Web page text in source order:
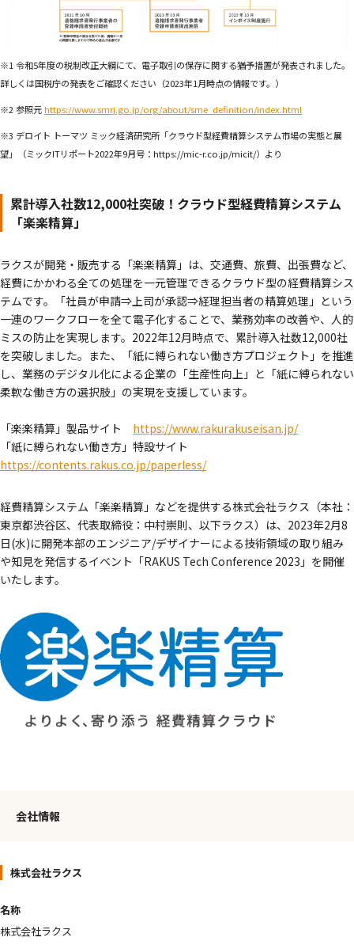
※1 令和5年度の税制改正大綱にて、電子取引の保存に関する猶予措置が発表されました。
詳しくは国税庁の発表をご確認ください（2023年1月時点の情報です。）
※2 参照元https://www.smrj.go.jp/org/about/sme_definition/index.html
※3 デロイト トーマツ ミック経済研究所「クラウド型経費精算システム市場の実態と展
望」（ミックITリポート2022年9月号：https://mic-r.co.jp/micit/）より
累計導入社数12,000社突破！クラウド型経費精算システム
「楽楽精算」
ラクスが開発・販売する「楽楽精算」は、交通費、旅費、出張費など、
経費にかかわる全ての処理を一元管理できるクラウド型の経費精算シス
テムです。「社員が申請⇒上司が承認⇒経理担当者の精算処理」という
一連のワークフローを全て電子化することで、業務効率の改善や、人的
ミスの防止を実現します。2022年12月時点で、累計導入社数12,000社
を突破しました。また、「紙に縛られない働き方プロジェクト」を推進
し、業務のデジタル化による企業の「生産性向上」と「紙に縛られない
柔軟な働き方の選択肢」の実現を支援しています。
「楽楽精算」製品サイト https://www.rakurakuseisan.jp/
「紙に縛られない働き方」特設サイト
https://contents.rakus.co.jp/paperless/
経費精算システム「楽楽精算」などを提供する株式会社ラクス（本社：
東京都渋谷区、代表取締役：中村崇則、以下ラクス）は、2023年2月8
日(水)に開発本部のエンジニア/デザイナーによる技術領域の取り組み
や知見を発信するイベント「RAKUS Tech Conference 2023」を開催
いたします。
会社情報
株式会社ラクス
名称
株式会社ラクス